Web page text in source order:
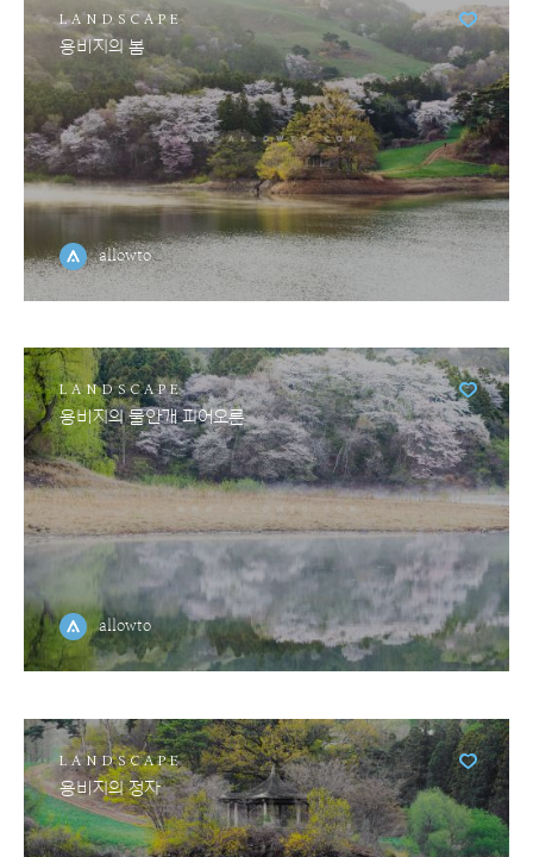
LANDSCAPE
용비지의 봄
allowto
LANDSCAPE
용비지의 물안개 피어오른
allowto
LANDSCAPE
용비지의 정자